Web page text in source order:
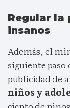
Regular la
insanos
Además, el
siguiente paso
publicidad de
niños y